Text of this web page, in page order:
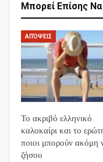
Μπορεί Επίσης
ΑΠΌΨΕΙΣ
Το ακριβό ελληνικό
καλοκαίρι και το
ποιοι μπορούν ακόμη
ζήσου